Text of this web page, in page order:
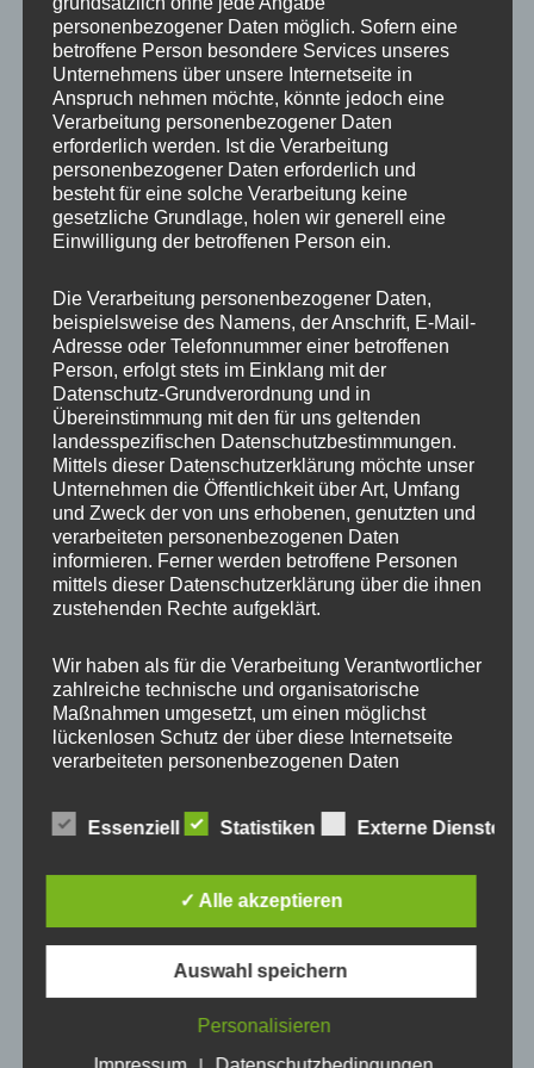
Bitte wähle worum es geht:*
Deine Nachricht (optional)
Absenden
Werde Teil der ZENTRAL-lernen-Community & lerne
smarter, nicht härter!
personenbezogener Daten möglich. Sofern eine
betroffene Person besondere Services unseres
Unternehmens über unsere Internetseite in
Anspruch nehmen möchte, könnte jedoch eine
Verarbeitung personenbezogener Daten
erforderlich werden. Ist die Verarbeitung
personenbezogener Daten erforderlich und
besteht für eine solche Verarbeitung keine
gesetzliche Grundlage, holen wir generell eine
Einwilligung der betroffenen Person ein.
Die Verarbeitung personenbezogener Daten,
beispielsweise des Namens, der Anschrift, E-Mail-
Adresse oder Telefonnummer einer betroffenen
Person, erfolgt stets im Einklang mit der
Datenschutz-Grundverordnung und in
Übereinstimmung mit den für uns geltenden
landesspezifischen Datenschutzbestimmungen.
Mittels dieser Datenschutzerklärung möchte unser
Unternehmen die Öffentlichkeit über Art, Umfang
und Zweck der von uns erhobenen, genutzten und
verarbeiteten personenbezogenen Daten
informieren. Ferner werden betroffene Personen
mittels dieser Datenschutzerklärung über die ihnen
zustehenden Rechte aufgeklärt.
Wir haben als für die Verarbeitung Verantwortlicher
zahlreiche technische und organisatorische
Maßnahmen umgesetzt, um einen möglichst
lückenlosen Schutz der über diese Internetseite
verarbeiteten personenbezogenen Daten
Datenübertragungen grundsätzlich
Sicherheitslücken aufweisen, sodass ein absoluter
diesem Grund steht es jeder betroffenen Person
frei, personenbezogene Daten auch auf
alternativen Wegen, beispielsweise telefonisch, an
uns zu übermitteln.
Begrifflichkeiten, die durch den Europäischen
Essenziell Statistiken Externe Dienste
✓ Alle akzeptieren
Auswahl speichern
Personalisieren